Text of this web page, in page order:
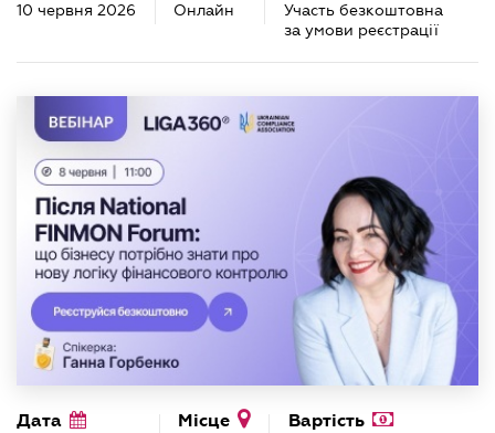
10 червня 2026 Онлайн
Участь безкоштовна
за умови реєстрації
Дата Місце Вартість